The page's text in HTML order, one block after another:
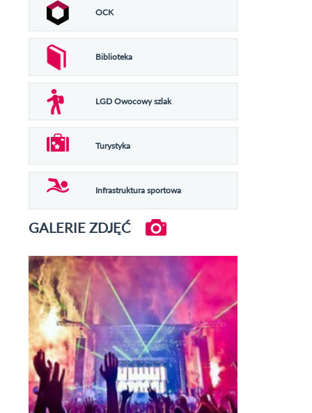
OCK
Biblioteka
LGD Owocowy szlak
Turystyka
Infrastruktura sportowa
GALERIE ZDJĘĆ